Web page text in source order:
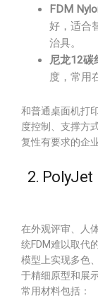
FDM
好，适合
治具。
尼龙12碳
度，常用
和普通桌面机打
度控制、支撑方
复性有要求的企
2.
在外观评审、人
统FDM难以取代
模型上实现多色
于精细原型和展
常用材料包括：